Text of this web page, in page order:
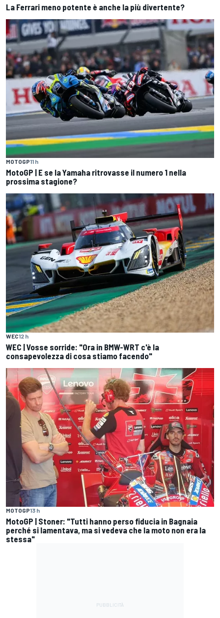
La Ferrari meno potente è anche la più divertente?
MOTOGP11 h
MotoGP | E se la Yamaha ritrovasse il numero 1 nella
prossima stagione?
WEC12 h
WEC | Vosse sorride: "Ora in BMW-WRT c'è la
consapevolezza di cosa stiamo facendo"
MOTOGP13 h
MotoGP | Stoner: "Tutti hanno perso fiducia in Bagnaia
perché si lamentava, ma si vedeva che la moto non era la
stessa"